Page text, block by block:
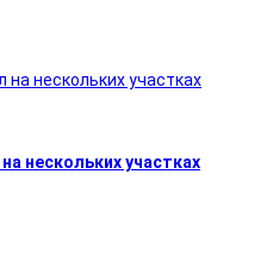
нескольких участках